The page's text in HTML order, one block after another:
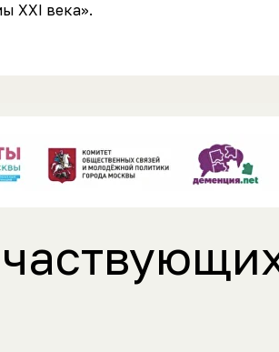
XXI века».